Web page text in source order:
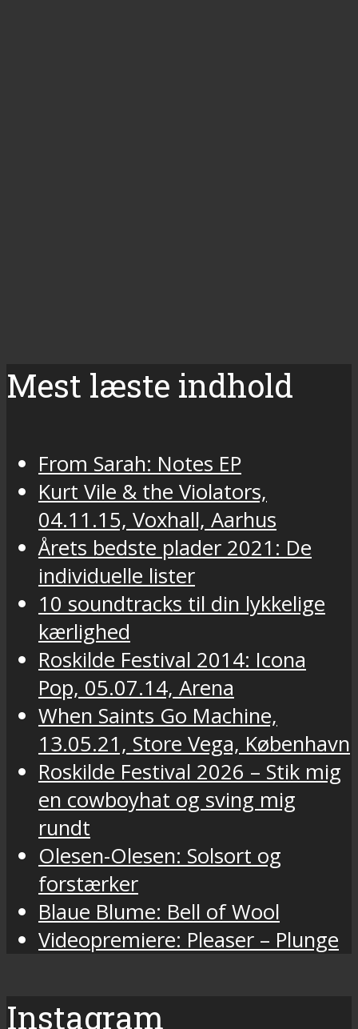
Mest læste indhold
From Sarah: Notes EP
Kurt Vile & the Violators,
04.11.15, Voxhall, Aarhus
Årets bedste plader 2021: De
individuelle lister
10 soundtracks til din lykkelige
kærlighed
Roskilde Festival 2014: Icona
Pop, 05.07.14, Arena
When Saints Go Machine,
13.05.21, Store Vega, København
Roskilde Festival 2026 – Stik mig
en cowboyhat og sving mig
rundt
Olesen-Olesen: Solsort og
forstærker
Blaue Blume: Bell of Wool
Videopremiere: Pleaser – Plunge
Instagram